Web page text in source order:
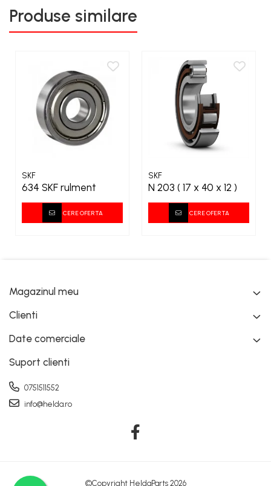
Produse similare
SKF
634 SKF rulment
CERE OFERTA
SKF
N 203 ( 17 x 40 x 12 )
CERE OFERTA
Magazinul meu
Clienti
Date comerciale
Suport clienti
0751511552
info@helda.ro
©Copyright HeldaParts 2026